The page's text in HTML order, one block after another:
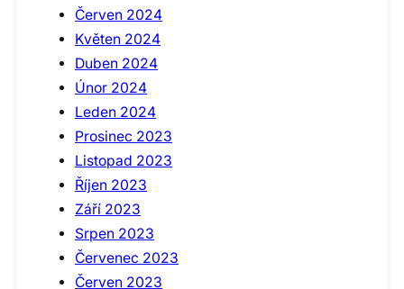
Červen 2024
Květen 2024
Duben 2024
Únor 2024
Leden 2024
Prosinec 2023
Listopad 2023
Říjen 2023
Září 2023
Srpen 2023
Červenec 2023
Červen 2023